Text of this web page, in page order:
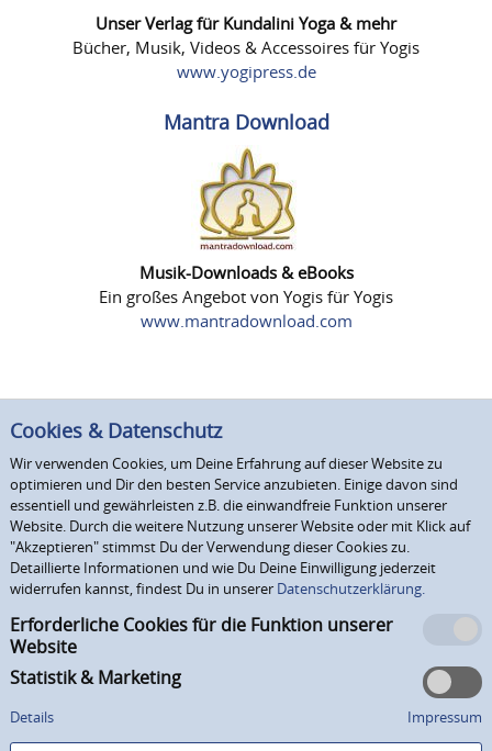
Unser Verlag für Kundalini Yoga & mehr
Bücher, Musik, Videos & Accessoires für Yogis
www.yogipress.de
Mantra Download
Musik-Downloads & eBooks
Ein großes Angebot von Yogis für Yogis
www.mantradownload.com
Cookies & Datenschutz
Wir verwenden Cookies, um Deine Erfahrung auf dieser Website zu
optimieren und Dir den besten Service anzubieten. Einige davon sind
essentiell und gewährleisten z.B. die einwandfreie Funktion unserer
Website. Durch die weitere Nutzung unserer Website oder mit Klick auf
"Akzeptieren" stimmst Du der Verwendung dieser Cookies zu.
Detaillierte Informationen und wie Du Deine Einwilligung jederzeit
widerrufen kannst, findest Du in unserer Datenschutzerklärung.
Erforderliche Cookies für die Funktion unserer
Website
Statistik & Marketing
Details Impressum